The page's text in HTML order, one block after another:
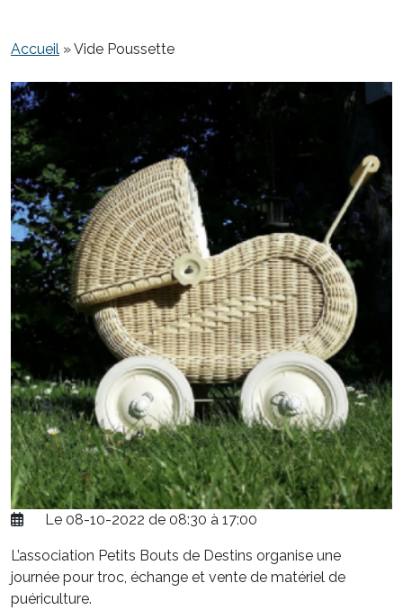
Accueil »Vide Poussette
Le 08-10-2022 de 08:30 à 17:00
L’association Petits Bouts de Destins organise une
journée pour troc, échange et vente de matériel de
puériculture.